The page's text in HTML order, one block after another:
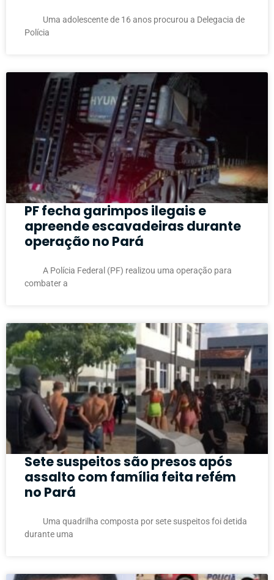
Uma adolescente de 16 anos procurou a Delegacia de
Polícia
PF fecha garimpos ilegais e
apreende escavadeiras durante
operação no Pará
A Polícia Federal (PF) realizou uma operação para
combater a
Sete suspeitos são presos após
assalto com família feita refém
no Pará
Uma quadrilha composta por sete suspeitos foi detida
durante uma